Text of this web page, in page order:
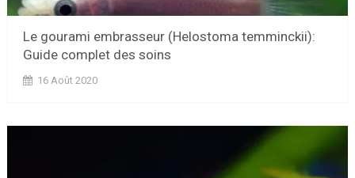
Le gourami embrasseur (Helostoma temminckii):
Guide complet des soins
16 Août 2020